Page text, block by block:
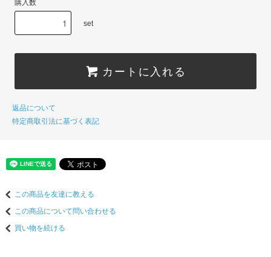
購入数
set
カートに入れる
返品について
特定商取引法に基づく表記
この商品を友達に教える
この商品について問い合わせる
買い物を続ける